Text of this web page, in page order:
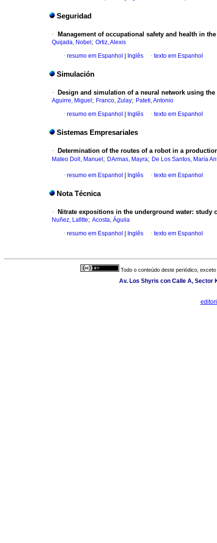
Seguridad
· Management of occupational safety and health in
Quijada, Nobel ; Ortiz, Alexis
· resumo em Espanhol Inglês · texto em Espanhol
Simulación
· Design and simulation of a neural network using
Aguirre, Miguel ; Franco, Zulay; Pateti, Antonio
· resumo em Espanhol Inglês · texto em Espanhol
Sistemas Empresariales
· Determination of the routes of a robot in a
Mateo Doll, Manuel ; DArmas, Mayra; De Los Santos, María
· resumo em Espanhol Inglês · texto em Espanhol
Nota Técnica
· Nitrate expositions in the underground water: study
Nuñez, Lafitte; Acosta, Águila
· resumo em Espanhol Inglês · texto em Espanhol
Todo o conteúdo deste periódico,
Av. Los Shyris con Calle A, Sector